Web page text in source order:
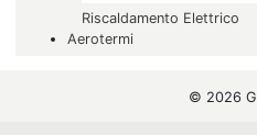
Riscaldamento Elettrico
Aerotermi
© 2026